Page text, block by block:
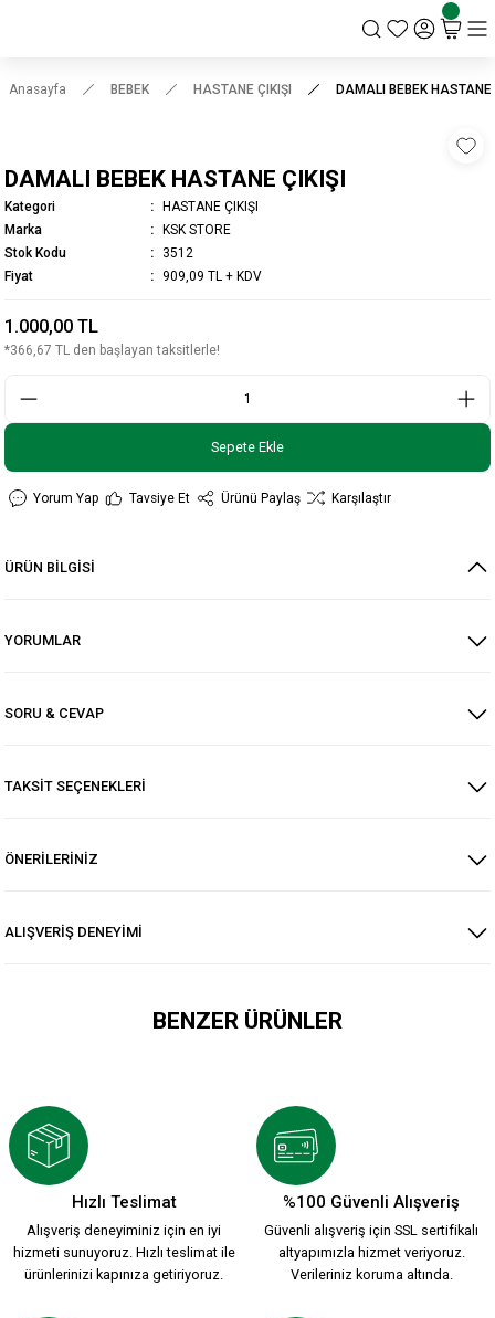
Anasayfa BEBEK HASTANE ÇIKIŞI DAMALI BEBEK HASTANE
DAMALI BEBEK HASTANE ÇIKIŞI
Kategori
HASTANE ÇIKIŞI
Marka
KSK STORE
Stok Kodu
3512
Fiyat
909,09 TL + KDV
1.000,00 TL
*366,67 TL den başlayan taksitlerle!
Sepete Ekle
Yorum Yap Tavsiye Et Ürünü Paylaş Karşılaştır
ÜRÜN BİLGİSİ
YORUMLAR
SORU & CEVAP
TAKSİT SEÇENEKLERİ
ÖNERİLERİNİZ
ALIŞVERİŞ DENEYİMİ
BENZER ÜRÜNLER
1.000,00 TL
KSK OTUZBEŞBUÇUK BEBEK HASTANE ÇIKIŞ SETİ
Hızlı Teslimat
Alışveriş deneyiminiz için en iyi
hizmeti sunuyoruz. Hızlı teslimat ile
ürünlerinizi kapınıza getiriyoruz.
%100 Güvenli Alışveriş
Güvenli alışveriş için SSL sertifikalı
altyapımızla hizmet veriyoruz.
Verileriniz koruma altında.